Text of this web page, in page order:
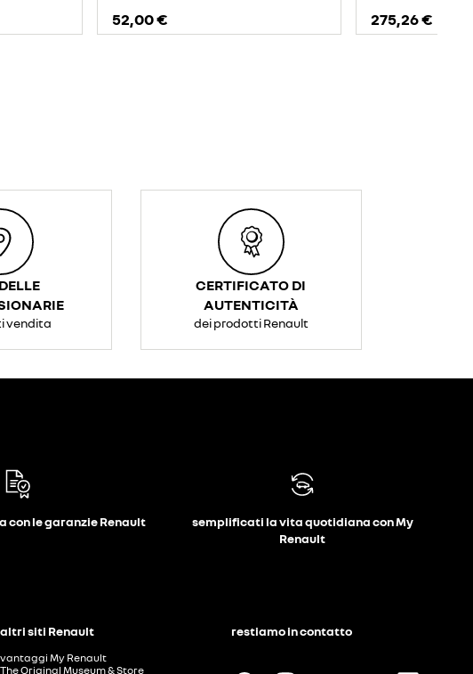
52,00 € 275,26 €
vendita
CERTIFICATO DI
AUTENTICITÀ
dei prodotti Renault
con le garanzie Renault
semplificati la vita quotidiana con My
Renault
altri siti Renault
vantaggi My Renault
The Original Museum & Store
restiamo in contatto